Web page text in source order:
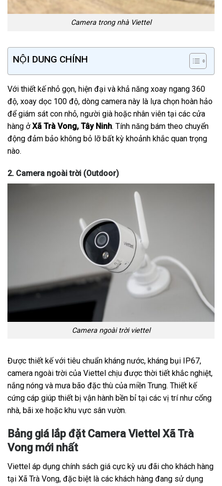
Camera trong nhà Viettel
NỘI DUNG CHÍNH
Với thiết kế nhỏ gọn, hiện đại và khả năng xoay ngang 360
độ, xoay dọc 100 độ, dòng camera này là lựa chọn hoàn hảo
để giám sát con nhỏ, người già hoặc nhân viên tại các cửa
hàng ởXã Trà Vong, Tây Ninh. Tính năng bám theo chuyển
động đảm bảo không bỏ lỡ bất kỳ khoảnh khắc quan trọng
nào.
2. Camera ngoài trời (Outdoor)
Camera ngoài trời viettel
Được thiết kế với tiêu chuẩn kháng nước, kháng bụi IP67,
camera ngoài trời của Viettel chịu được thời tiết khắc nghiệt,
nắng nóng và mưa bão đặc thù của miền Trung. Thiết kế
cứng cáp giúp thiết bị vận hành bền bỉ tại các vị trí như cổng
nhà, bãi xe hoặc khu vực sân vườn.
Bảng giá lắp đặt Camera Viettel Xã Trà
Vong mới nhất
Viettel áp dụng chính sách giá cực kỳ ưu đãi cho khách hàng
tại Xã Trà Vong, đặc biệt là các khách hàng đang sử dụng